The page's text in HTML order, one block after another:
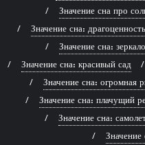
Значение сна про
Значение сна: драгоценность
Значение сна: зеркало
Значение сна: красивый сад
Значение сна: огромная
Значение сна: плачущий
Значение сна:
Значение